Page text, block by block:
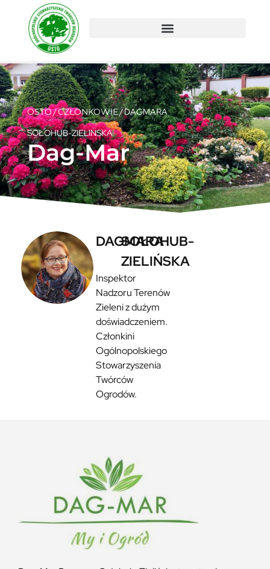
OSTO/CZŁONKOWIE/DAGMARA
SOŁOHUB-ZIELIŃSKA
Dag-Mar
DAGMARA
SOŁOHUB-
ZIELIŃSKA
Inspektor
Nadzoru Terenów
Zieleni z dużym
doświadczeniem.
Członkini
Ogólnopolskiego
Stowarzyszenia
Twórców
Ogrodów.